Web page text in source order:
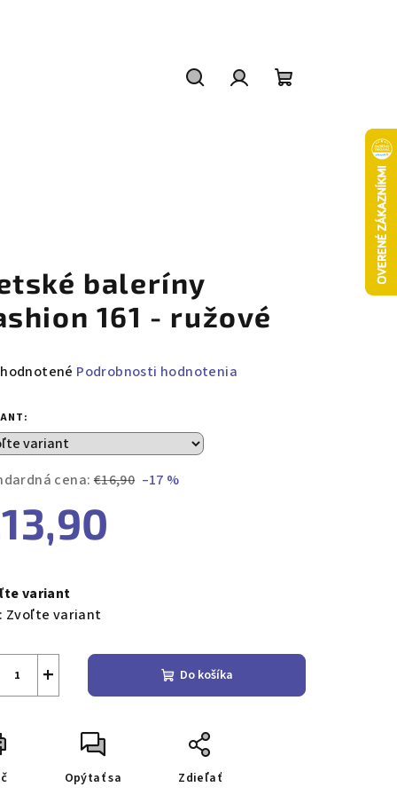
baleríny
161 - ružové
Podrobnosti hodnotenia
cena: €16,90 –17 %
variant
Zvoľte variant
+ Do košíka
Opýtať sa Zdieľať